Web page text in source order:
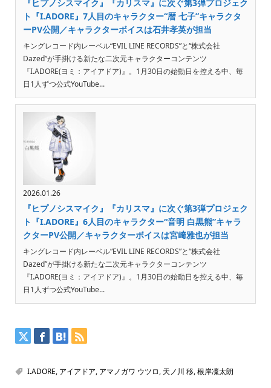
『ヒプノシスマイク』『カリスマ』に次ぐ第3弾プロジェク
ト『I.ADORE』7人目のキャラクター“暦 七子”キャラクタ
ーPV公開／キャラクターボイスは石井孝英が担当
キングレコード内レーベル“EVIL LINE RECORDS”と“株式会社
Dazed”が手掛ける新たな二次元キャラクターコンテンツ
『I.ADORE(ヨミ：アイアドア)』。1月30日の始動日を控える中、毎
日1人ずつ公式YouTube...
2026.01.26
『ヒプノシスマイク』『カリスマ』に次ぐ第3弾プロジェク
ト『I.ADORE』6人目のキャラクター“音明 白黒熊”キャラ
クターPV公開／キャラクターボイスは宮﨑雅也が担当
キングレコード内レーベル“EVIL LINE RECORDS”と“株式会社
Dazed”が手掛ける新たな二次元キャラクターコンテンツ
『I.ADORE(ヨミ：アイアドア)』。1月30日の始動日を控える中、毎
日1人ずつ公式YouTube...
I.ADORE, アイアドア, アマノガワ ウツロ, 天ノ川 移,根岸凜太朗